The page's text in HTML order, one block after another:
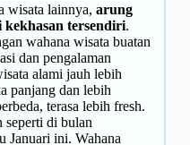
wisata lainnya, arung
kekhasan tersendiri.
wahana wisata buatan
dan pengalaman
alami jauh lebih
panjang dan lebih
terasa lebih fresh.
seperti di bulan
Januari ini. Wahana